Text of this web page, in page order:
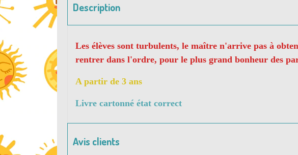
Description
Les élèves sont turbulents, le maître n'arrive pas à
rentrer dans l'ordre, pour le plus grand bonheur des
A partir de 3 ans
Livre cartonné état correct
Avis clients